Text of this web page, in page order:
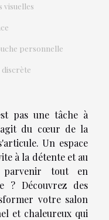
visuelles
personnelle
pas une tâche à
du cœur de la
Un espace
à la détente et au
parvenir tout en
? Découvrez des
votre salon
et chaleureux qui